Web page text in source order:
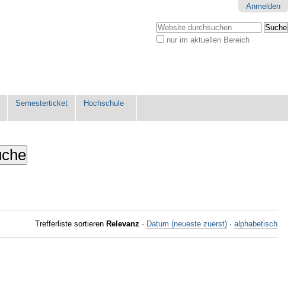
Anmelden
Website durchsuchen
nur im aktuellen Bereich
Semesterticket Hochschule
Trefferliste sortieren Relevanz · Datum (neueste zuerst) · alphabetisch